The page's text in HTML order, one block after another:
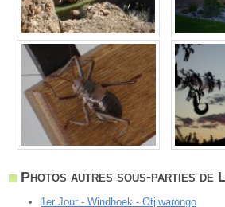
Photos autres sous-parties de
1er Jour - Windhoek - Otjiwarongo